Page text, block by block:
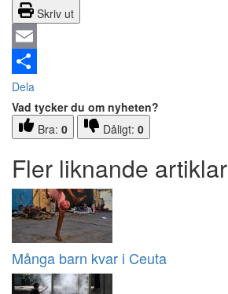
Skriv ut
Email
Dela
Vad tycker du om nyheten?
Bra: 0 Dåligt: 0
Fler liknande artiklar
Många barn kvar i Ceuta